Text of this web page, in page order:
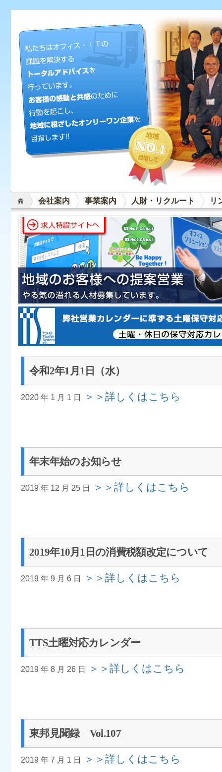
会社案内 事業案内 人財・リクルート リ
令和2年1月1日（水）
2020 年 1 月 1 日 ＞＞詳しくはこちら
年末年始のお知らせ
2019 年 12 月 25 日 ＞＞詳しくはこちら
2019年10月1日の消費税額改定について
2019 年 9 月 6 日 ＞＞詳しくはこちら
TTS土曜対応カレンダー
2019 年 8 月 26 日 ＞＞詳しくはこちら
東邦見聞録 Vol.107
2019 年 7 月 1 日 ＞＞詳しくはこちら